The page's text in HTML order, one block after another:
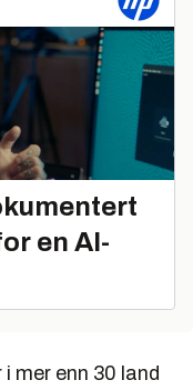
en AI-
mer enn 30 land